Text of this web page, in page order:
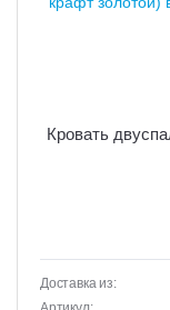
Кровать
Доставка из: